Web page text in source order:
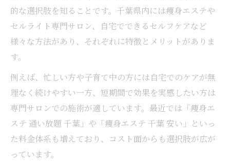
セルライトに効果的な自宅ケアとエステの
セルライト対策で自宅派とエステ派の選び
方のポイント
セルライトケアにおける千葉のエステ通い
放題の実力
自宅ケアと痩身エステ千葉おすすめ店舗の
的な選択肢を知ることです。千葉県内には痩身エステや
セルライト専門サロン、自宅でできるセルフケアなど
様々な方法があり、それぞれに特徴とメリットがありま
す。
例えば、忙しい方や子育て中の方には自宅でのケアが無
理なく続けやすい一方、短期間で効果を実感したい方は
専門サロンでの施術が適しています。最近では「痩身エ
ステ 通い放題 千葉」や「痩身エステ 千葉 安い」といっ
た料金体系も増えており、コスト面からも選択肢が広が
っています。